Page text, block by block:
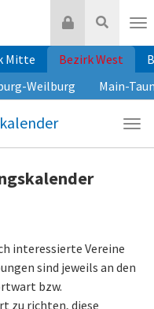
Suche
Login
Mitte Bezirk West
Weilburg Main-
interessierte Vereine
sind jeweils an den
bzw.
zu richten, diese